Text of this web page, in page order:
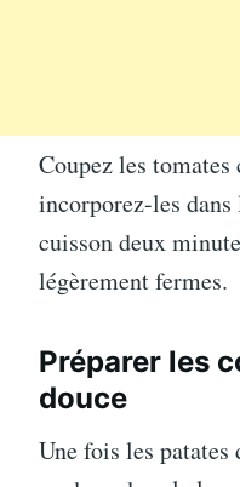
Coupez les tomates
incorporez-les
cuisson deux
légèrement fermes.
Préparer les
douce
Une fois les patates